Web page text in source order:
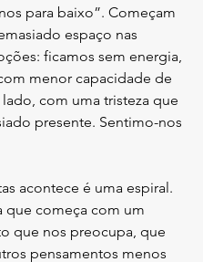
para baixo”. Começam
espaço nas
ficamos sem energia,
menor capacidade de
com uma tristeza que
presente. Sentimo-nos
acontece é uma espiral.
que começa com um
que nos preocupa, que
pensamentos menos